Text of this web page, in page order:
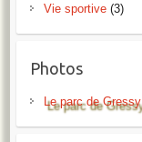
Vie sportive(3)
Photos
Le parc de Gressy